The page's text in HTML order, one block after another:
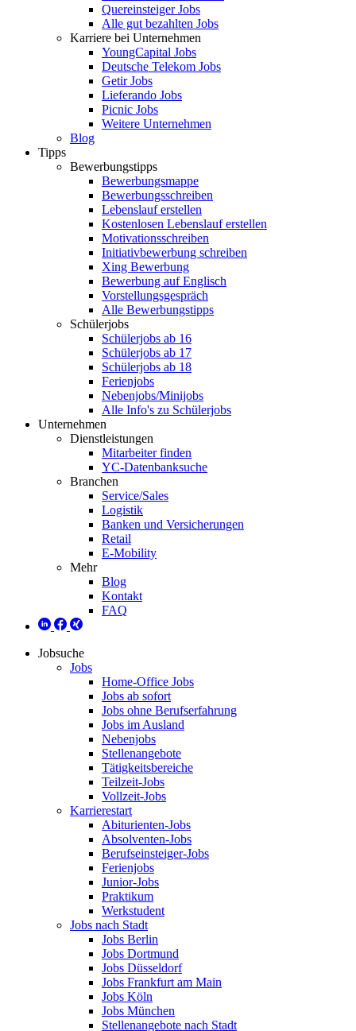
Quereinsteiger Jobs
Alle gut bezahlten Jobs
Karriere bei Unternehmen
YoungCapital Jobs
Deutsche Telekom Jobs
Getir Jobs
Lieferando Jobs
Picnic Jobs
Weitere Unternehmen
Blog
Tipps
Bewerbungstipps
Bewerbungsmappe
Bewerbungsschreiben
Lebenslauf erstellen
Kostenlosen Lebenslauf erstellen
Motivationsschreiben
Initiativbewerbung schreiben
Xing Bewerbung
Bewerbung auf Englisch
Vorstellungsgespräch
Alle Bewerbungstipps
Schülerjobs
Schülerjobs ab 16
Schülerjobs ab 17
Schülerjobs ab 18
Ferienjobs
Nebenjobs/Minijobs
Alle Info's zu Schülerjobs
Unternehmen
Dienstleistungen
Mitarbeiter finden
YC-Datenbanksuche
Branchen
Service/Sales
Logistik
Banken und Versicherungen
Retail
E-Mobility
Mehr
Blog
Kontakt
FAQ
Jobsuche
Jobs
Home-Office Jobs
Jobs ab sofort
Jobs ohne Berufserfahrung
Jobs im Ausland
Nebenjobs
Stellenangebote
Tätigkeitsbereiche
Teilzeit-Jobs
Vollzeit-Jobs
Karrierestart
Abiturienten-Jobs
Absolventen-Jobs
Berufseinsteiger-Jobs
Ferienjobs
Junior-Jobs
Praktikum
Werkstudent
Jobs nach Stadt
Jobs Berlin
Jobs Dortmund
Jobs Düsseldorf
Jobs Frankfurt am Main
Jobs Köln
Jobs München
Stellenangebote nach Stadt